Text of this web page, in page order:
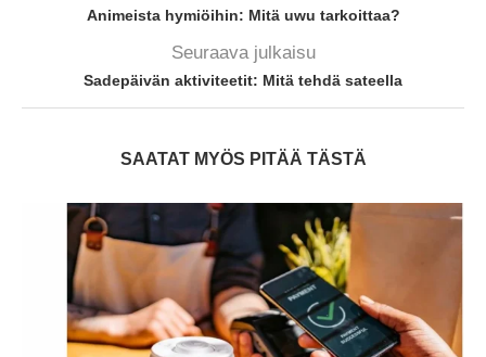
Animeista hymiöihin: Mitä uwu tarkoittaa?
Seuraava julkaisu
Sadepäivän aktiviteetit: Mitä tehdä sateella
SAATAT MYÖS PITÄÄ TÄSTÄ